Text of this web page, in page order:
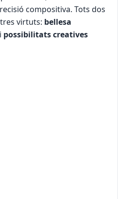
compositiva. Tots dos
virtuts: bellesa
i possibilitats creatives